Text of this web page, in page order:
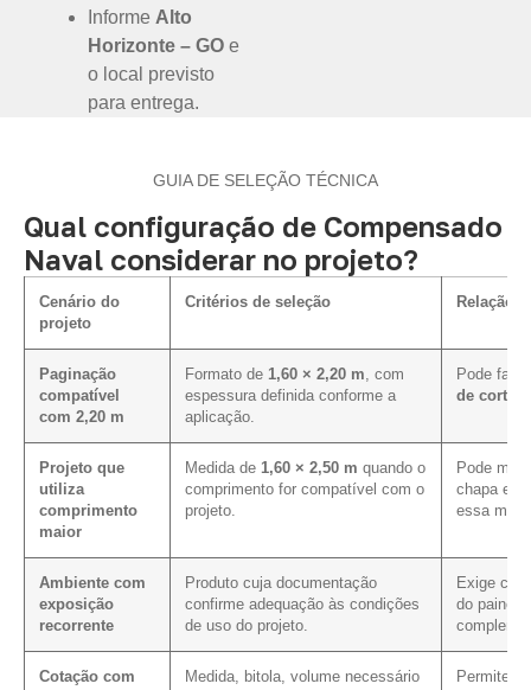
Informe Alto
Horizonte – GO e
o local previsto
para entrega.
GUIA DE SELEÇÃO TÉCNICA
Qual configuração de Compensado
Naval considerar no projeto?
Cenário do
projeto
Critérios de seleção Relação
Paginação
compatível
com 2,20 m
Formato de 1,60 × 2,20 m , com
espessura definida conforme a
aplicação.
Pode
de corte
Projeto que
utiliza
comprimento
maior
Medida de 1,60 × 2,50 m quando o
comprimento for compatível com o
projeto.
Pode
chapa em
essa
Ambiente com
exposição
recorrente
Produto cuja documentação
confirme adequação às condições
de uso do projeto.
Exige
do painel
Cotação com
Medida, bitola, volume necessário
Permite